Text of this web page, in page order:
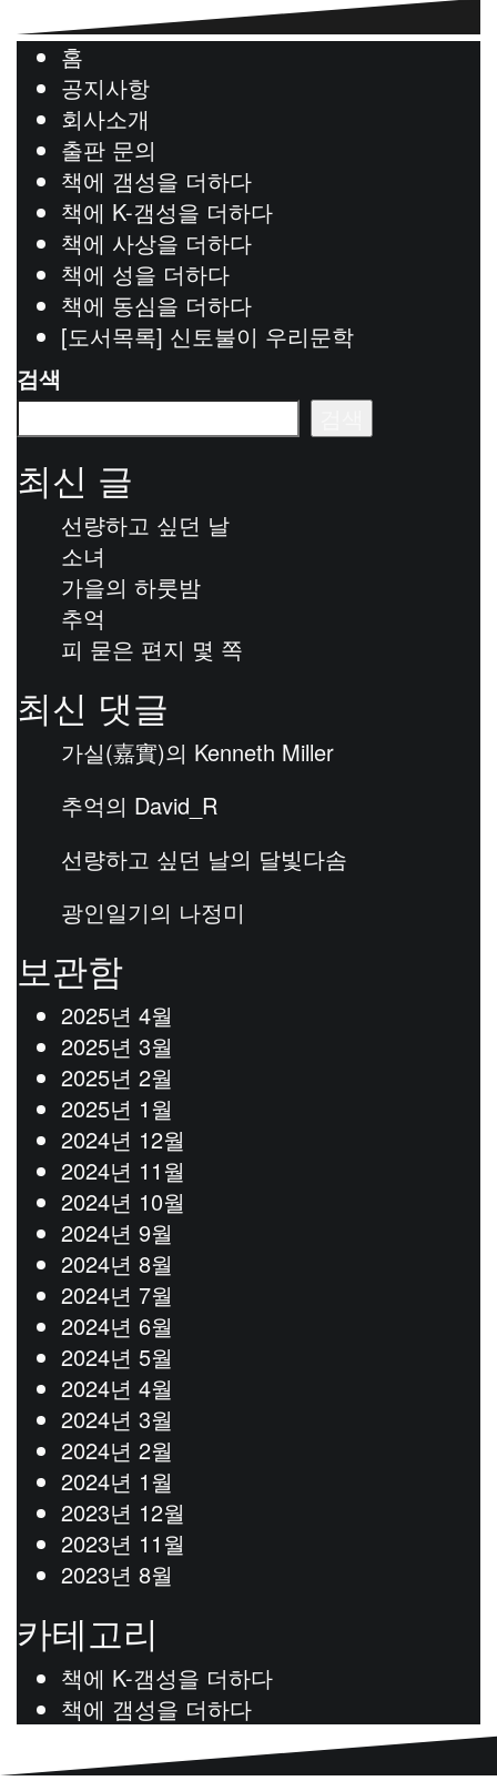
홈
공지사항
회사소개
출판 문의
책에 갬성을 더하다
책에 K-갬성을 더하다
책에 사상을 더하다
책에 성을 더하다
책에 동심을 더하다
[도서목록] 신토불이 우리문학
검색
최신 글
선량하고 싶던 날
소녀
가을의 하룻밤
추억
피 묻은 편지 몇 쪽
최신 댓글
가실(嘉實)의 Kenneth Miller
추억의 David_R
선량하고 싶던 날의 달빛다솜
광인일기의 나정미
보관함
2025년 4월
2025년 3월
2025년 2월
2025년 1월
2024년 12월
2024년 11월
2024년 10월
2024년 9월
2024년 8월
2024년 7월
2024년 6월
2024년 5월
2024년 4월
2024년 3월
2024년 2월
2024년 1월
2023년 12월
2023년 11월
2023년 8월
카테고리
책에 K-갬성을 더하다
책에 갬성을 더하다